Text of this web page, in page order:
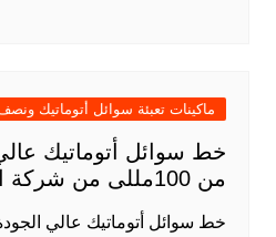
ماكينات تعبئة سوائل أتوماتيك
من 100مللى من شركة المهندس منسي